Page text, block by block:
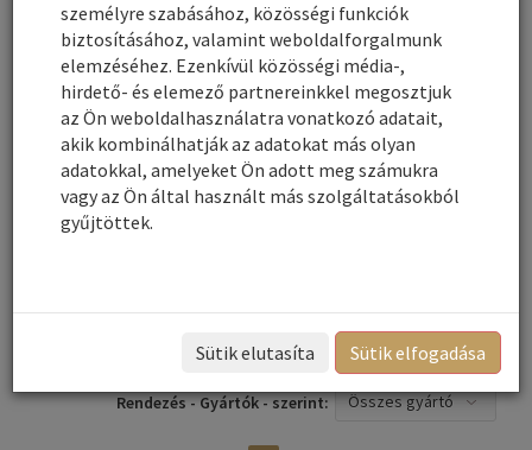
Főoldal/Webshop/Hajápolás/ Mini haj és arc ápoló márka
termékek
Mini haj és arc ápoló márka termékek
A professzionális szépségápolási márkák mini hajápoló termékei
több szinten segítik a szépség szakma minden ágát. A fodrász és
kozmetikai céra készült termékek a szépség szalonokban,
szoláriumban, praktikus kiszerelésben, személyre szabott
kezeléshez ( arc, haj), vagy tovább fejlesztve azt egy komplex
Név szerint
Rendezés:
Összes gyártó
Rendezés - Gyártók - szerint:
személyre szabásához, közösségi funkciók
biztosításához, valamint weboldalforgalmunk
elemzéséhez. Ezenkívül közösségi média-,
hirdető- és elemező partnereinkkel megosztjuk
az Ön weboldalhasználatra vonatkozó adatait,
akik kombinálhatják az adatokat más olyan
adatokkal, amelyeket Ön adott meg számukra
vagy az Ön által használt más szolgáltatásokból
gyűjtöttek.
Sütik elutasíta Sütik elfogadása